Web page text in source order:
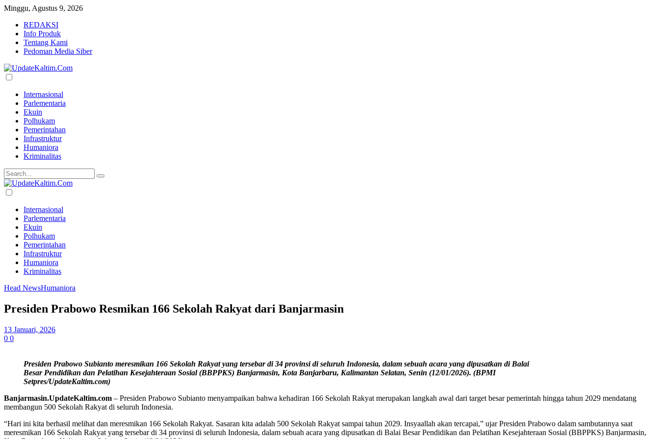
Minggu, Agustus 9, 2026
REDAKSI
Info Produk
Tentang Kami
Pedoman Media Siber
Internasional
Parlementaria
Ekuin
Polhukam
Pemerintahan
Infrastruktur
Humaniora
Kriminalitas
Internasional
Parlementaria
Ekuin
Polhukam
Pemerintahan
Infrastruktur
Humaniora
Kriminalitas
Head NewsHumaniora
Presiden Prabowo Resmikan 166 Sekolah Rakyat dari Banjarmasin
13 Januari, 2026
0 0
Presiden Prabowo Subianto meresmikan 166 Sekolah Rakyat yang tersebar di 34 provinsi di seluruh Indonesia, dalam sebuah acara yang dipusatkan di Balai
Besar Pendidikan dan Pelatihan Kesejahteraan Sosial (BBPPKS) Banjarmasin, Kota Banjarbaru, Kalimantan Selatan, Senin (12/01/2026). (BPMI
Setpres/UpdateKaltim.com)
Banjarmasin.UpdateKaltim.com – Presiden Prabowo Subianto menyampaikan bahwa kehadiran 166 Sekolah Rakyat merupakan langkah awal dari target besar pemerintah hingga tahun 2029 mendatang
membangun 500 Sekolah Rakyat di seluruh Indonesia.
“Hari ini kita berhasil melihat dan meresmikan 166 Sekolah Rakyat. Sasaran kita adalah 500 Sekolah Rakyat sampai tahun 2029. Insyaallah akan tercapai,” ujar Presiden Prabowo dalam sambutannya saat
meresmikan 166 Sekolah Rakyat yang tersebar di 34 provinsi di seluruh Indonesia, dalam sebuah acara yang dipusatkan di Balai Besar Pendidikan dan Pelatihan Kesejahteraan Sosial (BBPPKS) Banjarmasin,